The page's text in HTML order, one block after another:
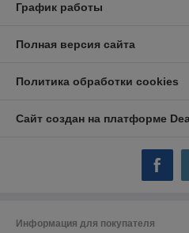
График работы
Полная версия сайта
Политика обработки cookies
Сайт создан на платформе
Информация для покупателя